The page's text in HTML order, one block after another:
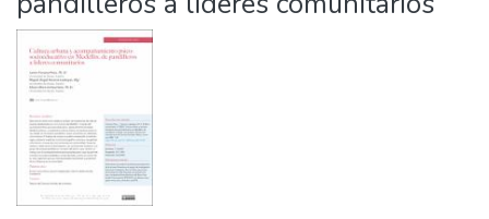
All of DSpace
Statistics
Policies